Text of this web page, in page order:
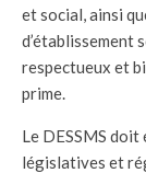
et social, ainsi
d’établissement
respectueux et
prime.
Le DESSMS
législatives et